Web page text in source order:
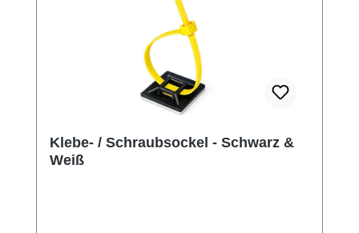
Klebe- / Schraubsockel - Schwarz &
Weiß